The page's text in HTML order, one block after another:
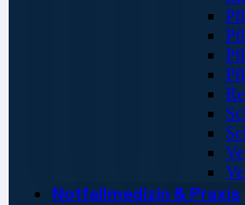
Notfallmedizin & Praxis